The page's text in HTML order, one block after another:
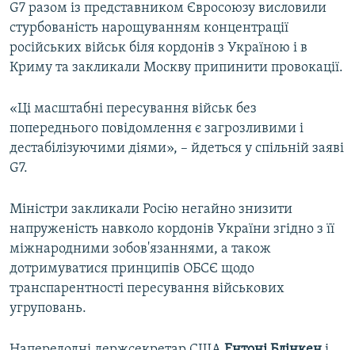
G7 разом із представником Євросоюзу висловили
стурбованість нарощуванням концентрації
російських військ біля кордонів з Україною і в
Криму та закликали Москву припинити провокації.
«Ці масштабні пересування військ без
попереднього повідомлення є загрозливими і
дестабілізуючими діями», – йдеться у спільній заяві
G7.
Міністри закликали Росію негайно знизити
напруженість навколо кордонів України згідно з її
міжнародними зобов'язаннями, а також
дотримуватися принципів ОБСЄ щодо
транспарентності пересування військових
угруповань.